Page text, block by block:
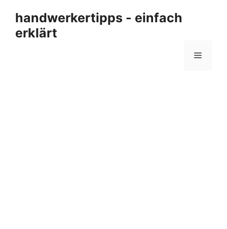
Inhalt
springen
handwerkertipps - einfach
erklärt
Menü